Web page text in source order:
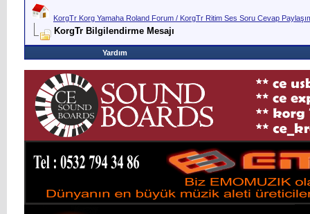
KorgTr Korg Yamaha Roland Forum / KorgTr Ritim Ses Soru Cevap
KorgTr Bilgilendirme Mesajı
Yardım